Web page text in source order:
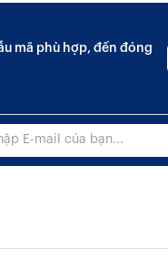
mã phù hợp, đến đóng